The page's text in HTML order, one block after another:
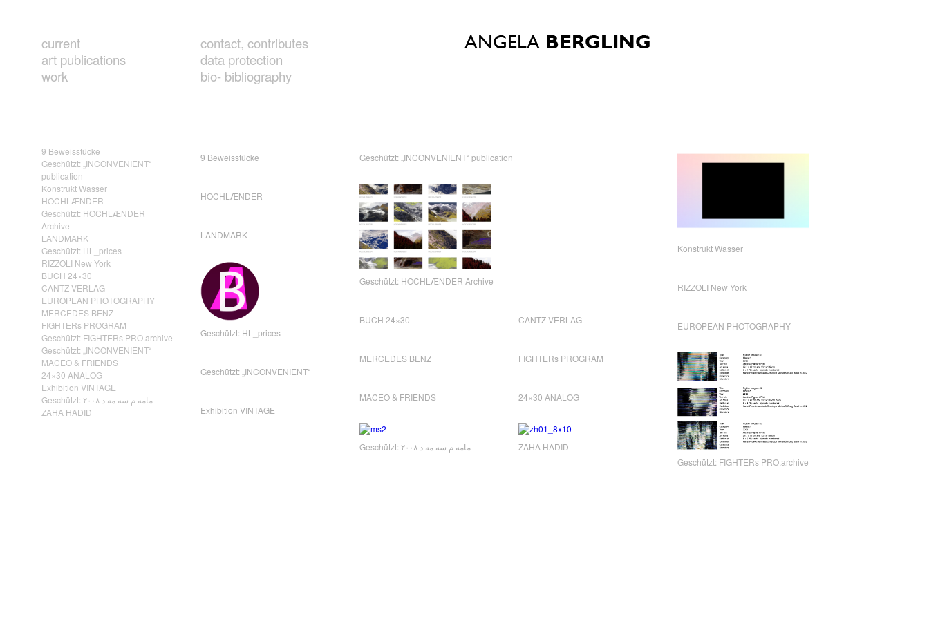
current
art publications
work
contact, contributes
data protection
bio- bibliography
9 Beweisstücke
Geschützt: „INCONVENIENT“
publication
Konstrukt Wasser
HOCHLÆNDER
Geschützt: HOCHLÆNDER
Archive
LANDMARK
Geschützt: HL_prices
RIZZOLI New York
BUCH 24×30
CANTZ VERLAG
EUROPEAN PHOTOGRAPHY
MERCEDES BENZ
FIGHTERs PROGRAM
Geschützt: FIGHTERs PRO.archive
Geschützt: „INCONVENIENT“
MACEO & FRIENDS
24×30 ANALOG
Exhibition VINTAGE
Geschützt: مامه م سه مه د ٢٠٠٨
ZAHA HADID
9 Beweisstücke Geschützt: „INCONVENIENT“ publication
Konstrukt Wasser
HOCHLÆNDER
Geschützt: HOCHLÆNDER Archive
LANDMARK
Geschützt: HL_prices
RIZZOLI New York
BUCH 24×30 CANTZ VERLAG
EUROPEAN PHOTOGRAPHY
MERCEDES BENZ FIGHTERs PROGRAM
Geschützt: FIGHTERs PRO.archive
Geschützt: „INCONVENIENT“
MACEO & FRIENDS
24×30 ANALOG
Exhibition VINTAGE
Geschützt: مامه م سه مه د ٢٠٠٨ ZAHA HADID